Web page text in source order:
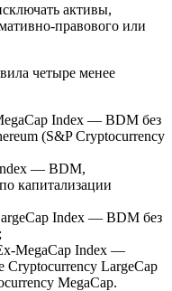
активы,
правового или
четыре менее
Index — BDM без
(S&P Cryptocurrency
— BDM,
капитализации
Index — BDM без
MegaCap Index —
LargeCap
MegaCap.